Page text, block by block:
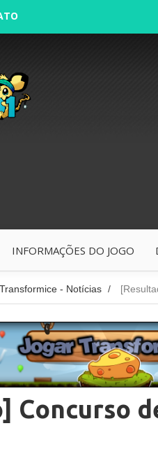
INFORMAÇÕES DO JOGO
Transformice - Notícias /
Concurso